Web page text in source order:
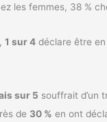
les femmes, 38 %
1 sur 4 déclare être
sur 5 souffrait d’un
de 30 % en ont